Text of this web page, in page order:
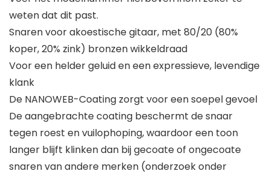
weten dat dit past.
Snaren voor akoestische gitaar, met 80/20 (80%
koper, 20% zink) bronzen wikkeldraad
Voor een helder geluid en een expressieve, levendige
klank
De NANOWEB-Coating zorgt voor een soepel gevoel
De aangebrachte coating beschermt de snaar
tegen roest en vuilophoping, waardoor een toon
langer blijft klinken dan bij gecoate of ongecoate
snaren van andere merken (onderzoek onder